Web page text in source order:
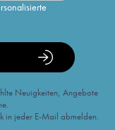
Neuigkeiten, Angebote
in jeder E-Mail abmelden.